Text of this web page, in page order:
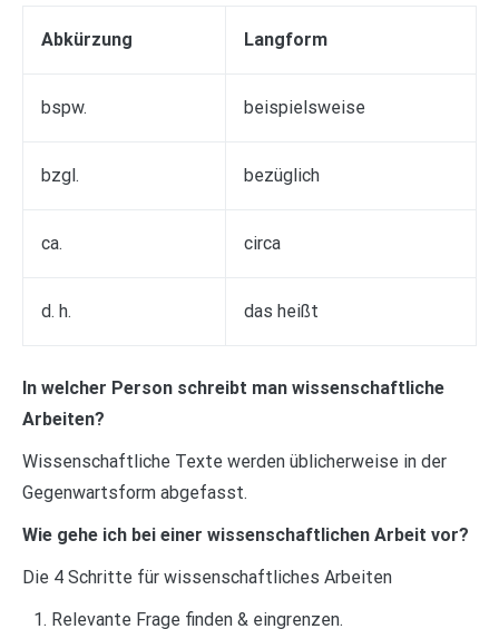
Abkürzung Langform
bspw. beispielsweise
bzgl. bezüglich
ca. circa
d. h. das heißt
In welcher Person schreibt man wissenschaftliche
Arbeiten?
Wissenschaftliche Texte werden üblicherweise in der
Gegenwartsform abgefasst.
Wie gehe ich bei einer wissenschaftlichen Arbeit vor?
Die 4 Schritte für wissenschaftliches Arbeiten
Relevante Frage finden & eingrenzen.